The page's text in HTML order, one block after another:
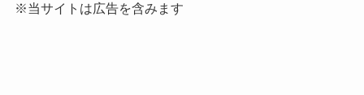
※当サイトは広告を含みます